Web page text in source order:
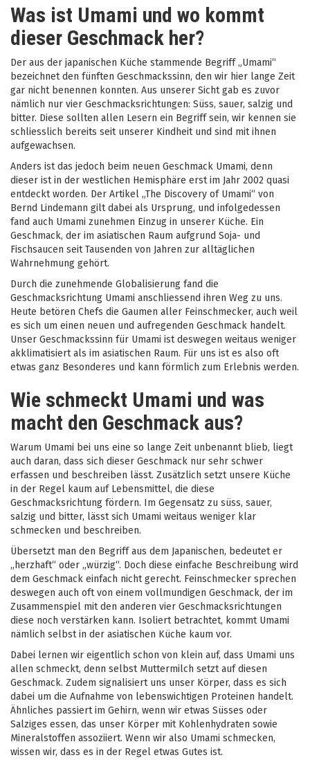
Was ist Umami und wo kommt
dieser Geschmack her?
Der aus der japanischen Küche stammende Begriff „Umami“
bezeichnet den fünften Geschmackssinn, den wir hier lange Zeit
gar nicht benennen konnten. Aus unserer Sicht gab es zuvor
nämlich nur vier Geschmacksrichtungen: Süss, sauer, salzig und
bitter. Diese sollten allen Lesern ein Begriff sein, wir kennen sie
schliesslich bereits seit unserer Kindheit und sind mit ihnen
aufgewachsen.
Anders ist das jedoch beim neuen Geschmack Umami, denn
dieser ist in der westlichen Hemisphäre erst im Jahr 2002 quasi
entdeckt worden. Der Artikel „The Discovery of Umami“ von
Bernd Lindemann gilt dabei als Ursprung, und infolgedessen
fand auch Umami zunehmen Einzug in unserer Küche. Ein
Geschmack, der im asiatischen Raum aufgrund Soja- und
Fischsaucen seit Tausenden von Jahren zur alltäglichen
Wahrnehmung gehört.
Durch die zunehmende Globalisierung fand die
Geschmacksrichtung Umami anschliessend ihren Weg zu uns.
Heute betören Chefs die Gaumen aller Feinschmecker, auch weil
es sich um einen neuen und aufregenden Geschmack handelt.
Unser Geschmackssinn für Umami ist deswegen weitaus weniger
akklimatisiert als im asiatischen Raum. Für uns ist es also oft
etwas ganz Besonderes und kann förmlich zum Erlebnis werden.
Wie schmeckt Umami und was
macht den Geschmack aus?
Warum Umami bei uns eine so lange Zeit unbenannt blieb, liegt
auch daran, dass sich dieser Geschmack nur sehr schwer
erfassen und beschreiben lässt. Zusätzlich setzt unsere Küche
in der Regel kaum auf Lebensmittel, die diese
Geschmacksrichtung fördern. Im Gegensatz zu süss, sauer,
salzig und bitter, lässt sich Umami weitaus weniger klar
schmecken und beschreiben.
Übersetzt man den Begriff aus dem Japanischen, bedeutet er
„herzhaft“ oder „würzig“. Doch diese einfache Beschreibung wird
dem Geschmack einfach nicht gerecht. Feinschmecker sprechen
deswegen auch oft von einem vollmundigen Geschmack, der im
Zusammenspiel mit den anderen vier Geschmacksrichtungen
diese noch verstärken kann. Isoliert betrachtet, kommt Umami
nämlich selbst in der asiatischen Küche kaum vor.
Dabei lernen wir eigentlich schon von klein auf, dass Umami uns
allen schmeckt, denn selbst Muttermilch setzt auf diesen
Geschmack. Zudem signalisiert uns unser Körper, dass es sich
dabei um die Aufnahme von lebenswichtigen Proteinen handelt.
Ähnliches passiert im Gehirn, wenn wir etwas Süsses oder
Salziges essen, das unser Körper mit Kohlenhydraten sowie
Mineralstoffen assoziiert. Wenn wir also Umami schmecken,
wissen wir, dass es in der Regel etwas Gutes ist.